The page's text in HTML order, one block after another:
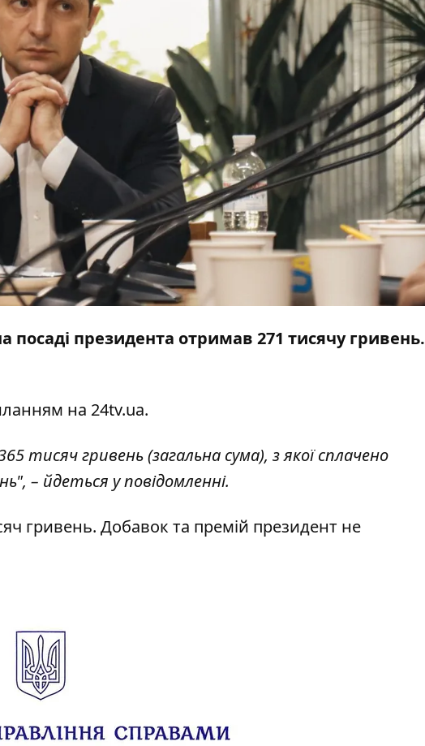
посаді президента отримав 271 тисячу гривень.
на 24tv.ua.
тисяч гривень (загальна сума), з якої сплачено
– йдеться у повідомленні.
гривень. Добавок та премій президент не